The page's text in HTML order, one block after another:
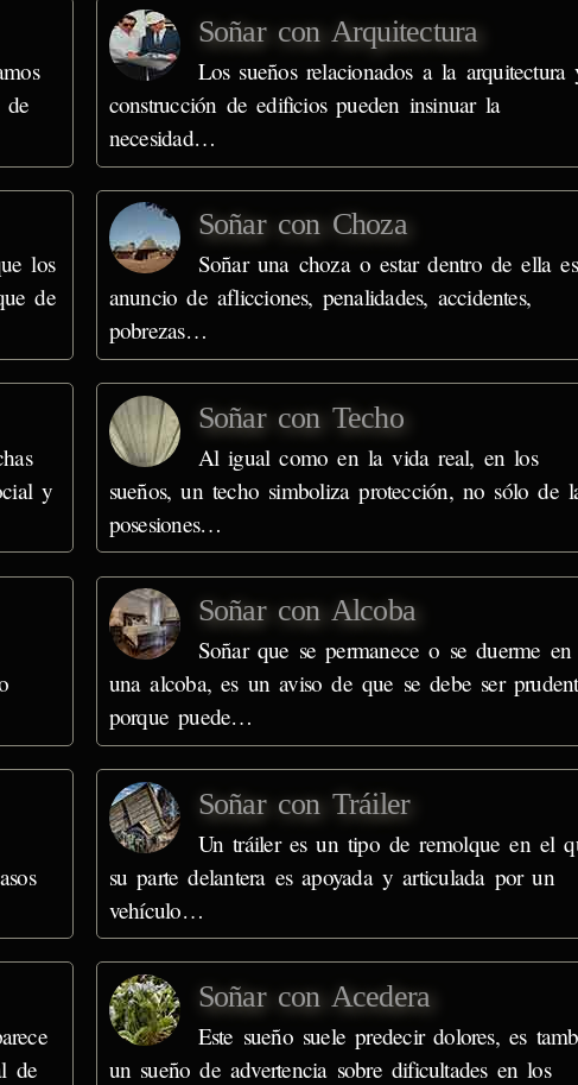
de
Soñar con Arquitectura
Los sueños relacionados a la arquitectura
construcción de edificios pueden insinuar la
necesidad…
los
de
Soñar con Choza
Soñar una choza o estar dentro de ella es
anuncio de aflicciones, penalidades, accidentes,
pobrezas…
y
Soñar con Techo
Al igual como en la vida real, en los
sueños, un techo simboliza protección, no sólo de
posesiones…
Soñar con Alcoba
Soñar que se permanece o se duerme en
una alcoba, es un aviso de que se debe ser
porque puede…
Soñar con Tráiler
Un tráiler es un tipo de remolque en el
su parte delantera es apoyada y articulada por un
vehículo…
de
Soñar con Acedera
Este sueño suele predecir dolores, es
un sueño de advertencia sobre dificultades en los